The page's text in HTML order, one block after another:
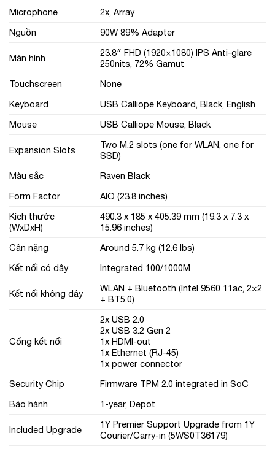
Microphone
2x, Array
Nguồn
90W 89% Adapter
Màn hình
23.8″ FHD (1920×1080) IPS Anti-glare
250nits, 72% Gamut
Touchscreen
None
Keyboard
USB Calliope Keyboard, Black, English
Mouse
USB Calliope Mouse, Black
Expansion Slots
Two M.2 slots (one for WLAN, one for
SSD)
Màu sắc
Raven Black
Form Factor
AIO (23.8 inches)
Kích thước
(WxDxH)
490.3 x 185 x 405.39 mm (19.3 x 7.3 x
15.96 inches)
Cân nặng
Around 5.7 kg (12.6 lbs)
Kết nối có dây
Integrated 100/1000M
Kết nối không dây
WLAN + Bluetooth (Intel 9560 11ac, 2×2
+ BT5.0)
Cổng kết nối
2x USB 2.0
2x USB 3.2 Gen 2
1x HDMI-out
1x Ethernet (RJ-45)
1x power connector
Security Chip
Firmware TPM 2.0 integrated in SoC
Bảo hành
1-year, Depot
Included Upgrade
1Y Premier Support Upgrade from 1Y
Courier/Carry-in (5WS0T36179)